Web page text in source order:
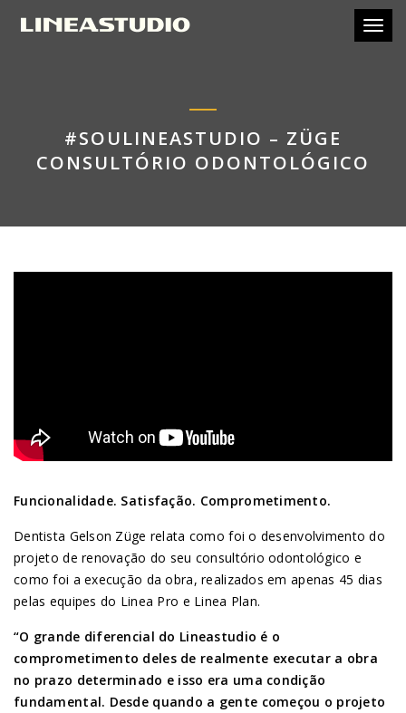
#SOULINEASTUDIO – ZÜGE
CONSULTÓRIO ODONTOLÓGICO
Funcionalidade. Satisfação. Comprometimento.
Dentista Gelson Züge relata como foi o desenvolvimento do
projeto de renovação do seu consultório odontológico e
como foi a execução da obra, realizados em apenas 45 dias
pelas equipes do Linea Pro e Linea Plan.
“O grande diferencial do Lineastudio é o
comprometimento deles de realmente executar a obra
no prazo determinado e isso era uma condição
fundamental. Desde quando a gente começou o projeto